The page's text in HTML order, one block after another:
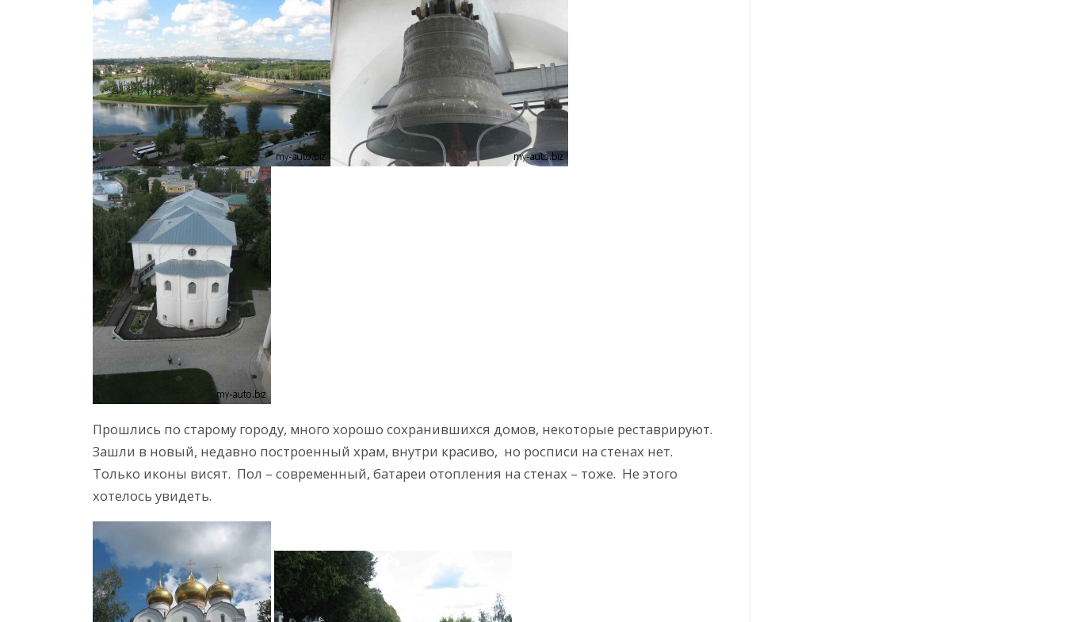
Прошлись по старому городу, много хорошо сохранившихся домов, некоторые реставрируют.
Зашли в новый, недавно построенный храм, внутри красиво, но росписи на стенах нет.
Только иконы висят. Пол – современный, батареи отопления на стенах – тоже. Не этого
хотелось увидеть.